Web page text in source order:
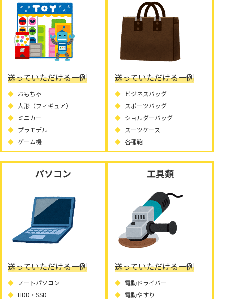
送っていただける一例
おもちゃ
人形（フィギュア）
ミニカー
プラモデル
ゲーム機
送っていただける一例
ビジネスバッグ
スポーツバッグ
ショルダーバッグ
スーツケース
各種鞄
パソコン
送っていただける一例
ノートパソコン
HDD・SSD
工具類
送っていただける一例
電動ドライバー
電動やすり